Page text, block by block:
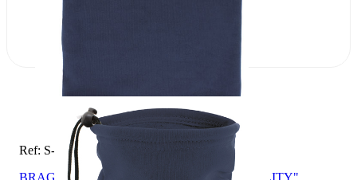
Ref: S-028-MA
BRAGA POLAR CON GORRO "PLUS QUALITY"